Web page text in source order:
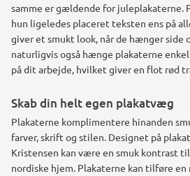
samme er gældende for juleplakaterne.
hun ligeledes placeret teksten ens på
giver et smukt look, når de hænger side
naturligvis også hænge plakaterne
på dit arbejde, hvilket giver en flot rød
Skab din helt egen plakatvæg
Plakaterne komplimentere hinanden
farver, skrift og stilen. Designet på
Kristensen kan være en smuk kontrast
nordiske hjem. Plakaterne kan tilføre en